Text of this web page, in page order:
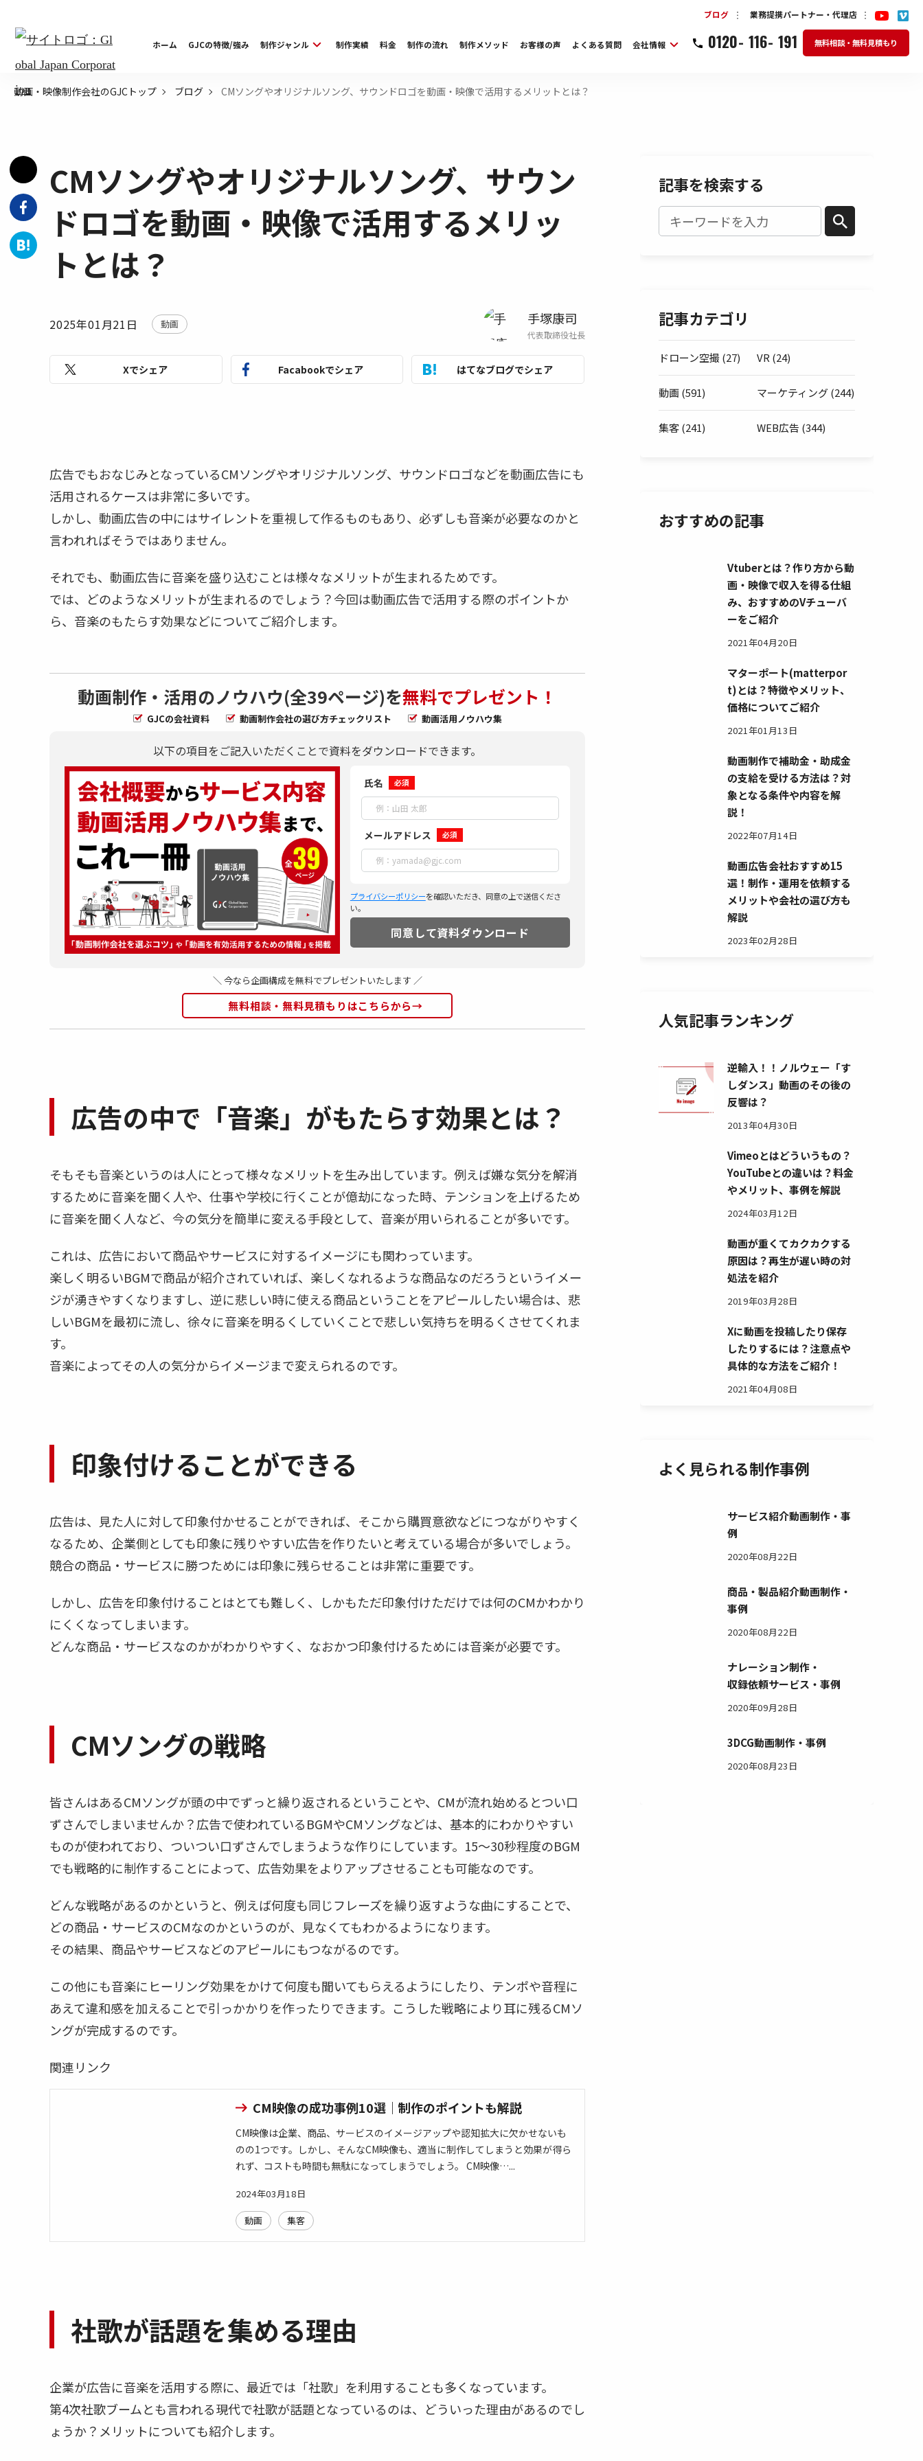
ホーム GJCの特徴/強み 制作ジャンル 制作実績 料金 制作の流れ 制作メソッド お客様の声 よくある質問 会社情報
ブログ 業務提携パートナー・代理店
0120- 116- 191 無料相談・無料見積もり
動画・映像制作会社のGJCトップ ブログ CMソングやオリジナルソング、サウンドロゴを動画・映像で活用するメリットとは？
CMソングやオリジナルソング、サウン
ドロゴを動画・映像で活用するメリッ
トとは？
2025年01月21日 動画 手塚康司
代表取締役社長
Xでシェア Facabookでシェア はてなブログでシェア
広告でもおなじみとなっているCMソングやオリジナルソング、サウンドロゴなどを動画広告にも
活用されるケースは非常に多いです。
しかし、動画広告の中にはサイレントを重視して作るものもあり、必ずしも音楽が必要なのかと
言われればそうではありません。
それでも、動画広告に音楽を盛り込むことは様々なメリットが生まれるためです。
では、どのようなメリットが生まれるのでしょう？今回は動画広告で活用する際のポイントか
ら、音楽のもたらす効果などについてご紹介します。
動画制作・活用のノウハウ(全39ページ)を無料でプレゼント！
GJCの会社資料 動画制作会社の選び方チェックリスト 動画活用ノウハウ集
以下の項目をご記入いただくことで資料をダウンロードできます。
氏名 必須
メールアドレス 必須
プライバシーポリシーを確認いただき、同意の上で送信くださ
い。
＼ 今なら企画構成を無料でプレゼントいたします ／
無料相談・無料見積もりはこちらから→
広告の中で「音楽」がもたらす効果とは？
そもそも音楽というのは人にとって様々なメリットを生み出しています。例えば嫌な気分を解消
するために音楽を聞く人や、仕事や学校に行くことが億劫になった時、テンションを上げるため
に音楽を聞く人など、今の気分を簡単に変える手段として、音楽が用いられることが多いです。
これは、広告において商品やサービスに対するイメージにも関わっています。
楽しく明るいBGMで商品が紹介されていれば、楽しくなれるような商品なのだろうというイメー
ジが湧きやすくなりますし、逆に悲しい時に使える商品ということをアピールしたい場合は、悲
しいBGMを最初に流し、徐々に音楽を明るくしていくことで悲しい気持ちを明るくさせてくれま
す。
音楽によってその人の気分からイメージまで変えられるのです。
印象付けることができる
広告は、見た人に対して印象付かせることができれば、そこから購買意欲などにつながりやすく
なるため、企業側としても印象に残りやすい広告を作りたいと考えている場合が多いでしょう。
競合の商品・サービスに勝つためには印象に残らせることは非常に重要です。
しかし、広告を印象付けることはとても難しく、しかもただ印象付けただけでは何のCMかわかり
にくくなってしまいます。
どんな商品・サービスなのかがわかりやすく、なおかつ印象付けるためには音楽が必要です。
CMソングの戦略
皆さんはあるCMソングが頭の中でずっと繰り返されるということや、CMが流れ始めるとつい口
ずさんでしまいませんか？広告で使われているBGMやCMソングなどは、基本的にわかりやすい
ものが使われており、ついつい口ずさんでしまうような作りにしています。15～30秒程度のBGM
でも戦略的に制作することによって、広告効果をよりアップさせることも可能なのです。
どんな戦略があるのかというと、例えば何度も同じフレーズを繰り返すような曲にすることで、
どの商品・サービスのCMなのかというのが、見なくてもわかるようになります。
その結果、商品やサービスなどのアピールにもつながるのです。
この他にも音楽にヒーリング効果をかけて何度も聞いてもらえるようにしたり、テンポや音程に
あえて違和感を加えることで引っかかりを作ったりできます。こうした戦略により耳に残るCMソ
ングが完成するのです。
関連リンク
CM映像の成功事例10選｜制作のポイントも解説
CM映像は企業、商品、サービスのイメージアップや認知拡大に欠かせないも
のの1つです。しかし、そんなCM映像も、適当に制作してしまうと効果が得ら
れず、コストも時間も無駄になってしまうでしょう。 CM映像…...
2024年03月18日
動画 集客
社歌が話題を集める理由
企業が広告に音楽を活用する際に、最近では「社歌」を利用することも多くなっています。
第4次社歌ブームとも言われる現代で社歌が話題となっているのは、どういった理由があるのでし
ょうか？メリットについても紹介します。
記事を検索する
記事カテゴリ
ドローン空撮 (27) VR (24)
動画 (591) マーケティング (244)
集客 (241) WEB広告 (344)
おすすめの記事
Vtuberとは？作り方から動
画・映像で収入を得る仕組
み、おすすめのVチューバ
ーをご紹介
2021年04月20日
マターポート(matterpor
t)とは？特徴やメリット、
価格についてご紹介
2021年01月13日
動画制作で補助金・助成金
の支給を受ける方法は？対
象となる条件や内容を解
説！
2022年07月14日
動画広告会社おすすめ15
選！制作・運用を依頼する
メリットや会社の選び方も
解説
2023年02月28日
人気記事ランキング
逆輸入！！ノルウェー「す
しダンス」動画のその後の
反響は？
2013年04月30日
Vimeoとはどういうもの？
YouTubeとの違いは？料金
やメリット、事例を解説
2024年03月12日
動画が重くてカクカクする
原因は？再生が遅い時の対
処法を紹介
2019年03月28日
Xに動画を投稿したり保存
したりするには？注意点や
具体的な方法をご紹介！
2021年04月08日
よく見られる制作事例
サービス紹介動画制作・事
例
2020年08月22日
商品・製品紹介動画制作・
事例
2020年08月22日
ナレーション制作・
収録依頼サービス・事例
2020年09月28日
3DCG動画制作・事例
2020年08月23日